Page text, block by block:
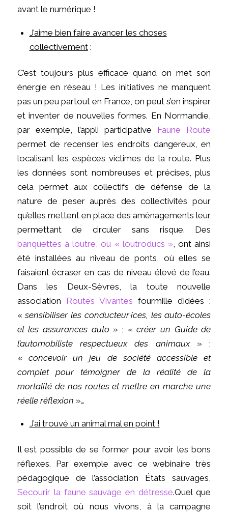
avant le numérique !
J’aime bien faire avancer les choses
collectivement:
C’est toujours plus efficace quand on met son
énergie en réseau ! Les initiatives ne manquent
pas un peu partout en France, on peut s’en inspirer
et inventer de nouvelles formes. En Normandie,
par exemple, l’appli participative Faune Route
permet de recenser les endroits dangereux, en
localisant les espèces victimes de la route. Plus
les données sont nombreuses et précises, plus
cela permet aux collectifs de défense de la
nature de peser auprès des collectivités pour
qu’elles mettent en place des aménagements leur
permettant de circuler sans risque. Des
banquettes à loutre, ou « loutroducs » , ont ainsi
été installées au niveau de ponts, où elles se
faisaient écraser en cas de niveau élevé de l’eau.
Dans les Deux-Sèvres, la toute nouvelle
association Routes Vivantes fourmille d’idées :
«sensibiliser les conducteur·ices, les auto-écoles
et les assurances auto » ; «créer un Guide de
l’automobiliste respectueux des animaux» ;
« concevoir un jeu de société accessible et
complet pour témoigner de la réalité de la
mortalité de nos routes et mettre en marche une
réelle réflexion »…
J’ai trouvé un animal mal en point !
Il est possible de se former pour avoir les bons
réflexes. Par exemple avec ce webinaire très
pédagogique de l’association États sauvages,
Secourir la faune sauvage en détresse.Quel que
soit l’endroit où nous vivons, à la campagne